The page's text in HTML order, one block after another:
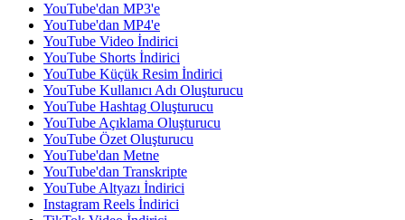
YouTube'dan MP3'e
YouTube'dan MP4'e
YouTube Video İndirici
YouTube Shorts İndirici
YouTube Küçük Resim İndirici
YouTube Kullanıcı Adı Oluşturucu
YouTube Hashtag Oluşturucu
YouTube Açıklama Oluşturucu
YouTube Özet Oluşturucu
YouTube'dan Metne
YouTube'dan Transkripte
YouTube Altyazı İndirici
Instagram Reels İndirici